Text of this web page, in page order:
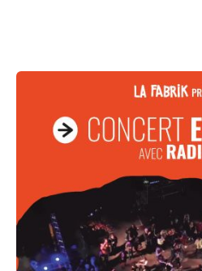
Agenda
Agenda